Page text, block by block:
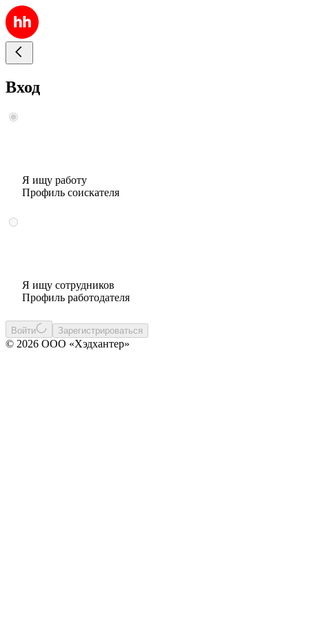
Вход
Я ищу работу
Профиль соискателя
Я ищу сотрудников
Профиль работодателя
Войти Зарегистрироваться
© 2026 ООО «Хэдхантер»